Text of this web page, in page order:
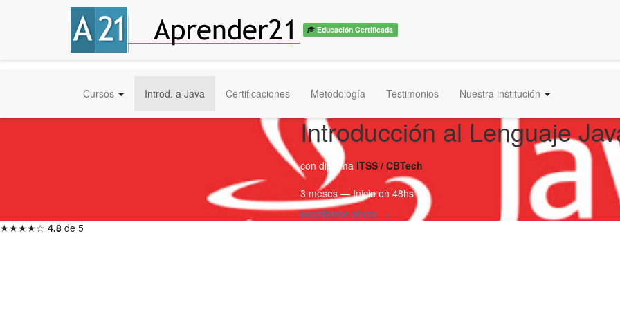
Educación Certificada
Cursos Introd. a Java Certificaciones Metodología Testimonios Nuestra institución
Introducción al Lenguaje
con diploma ITSS / CBTech
3 meses — Inicio en 48hs
Inscribirme ahora →
★★★★☆ 4.8 de 5